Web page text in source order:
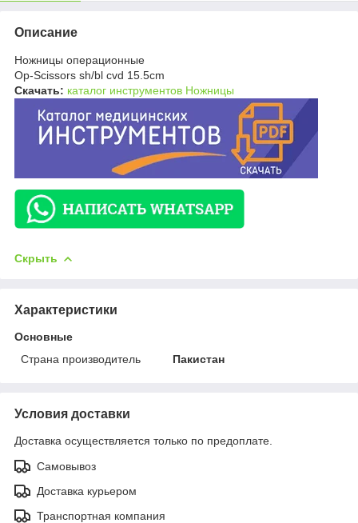
Описание
Ножницы операционные
Op-Scissors sh/bl cvd 15.5cm
Скачать: каталог инструментов Ножницы
Скрыть
Характеристики
Основные
Страна производитель
Пакистан
Условия доставки
Доставка осуществляется только по предоплате.
Самовывоз
Доставка курьером
Транспортная компания